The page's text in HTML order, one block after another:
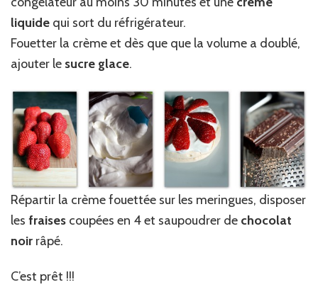
liquide qui sort du réfrigérateur.
Fouetter la crème et dès que que la volume a doublé,
ajouter le sucre glace.
Répartir la crème fouettée sur les meringues, disposer
les fraises coupées en 4 et saupoudrer de chocolat
noir râpé.
C’est prêt !!!